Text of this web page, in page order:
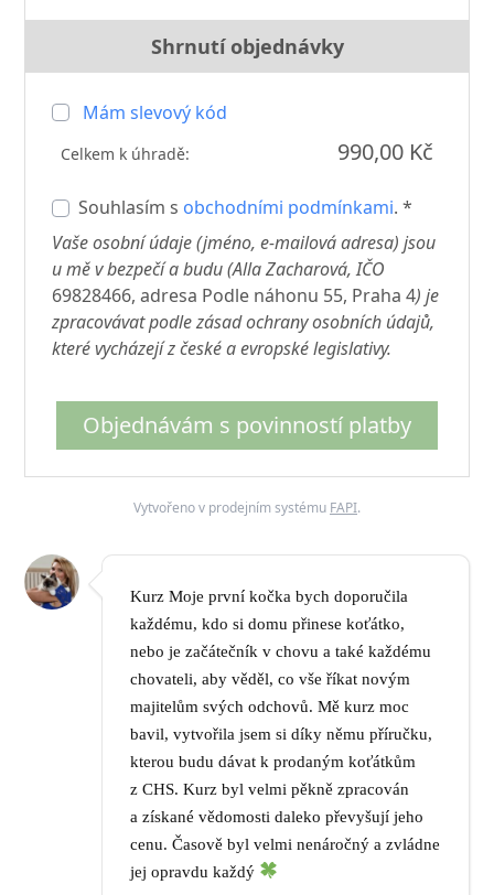
Shrnutí objednávky
Mám slevový kód
Celkem k úhradě: 990,00 Kč
Souhlasím s obchodními podmínkami. *
Vaše osobní údaje (jméno, e-mailová adresa) jsou
u mě v bezpečí a budu (Alla Zacharová, IČO
69828466, adresa Podle náhonu 55, Praha 4) je
zpracovávat podle zásad ochrany osobních údajů,
které vycházejí z české a evropské legislativy.
Objednávám s povinností platby
Vytvořeno v prodejním systému FAPI.
Kurz Moje první kočka bych doporučila
každému, kdo si domu přinese koťátko,
nebo je začátečník v chovu a také každému
chovateli, aby věděl, co vše říkat novým
majitelům svých odchovů. Mě kurz moc
bavil, vytvořila jsem si díky němu příručku,
kterou budu dávat k prodaným koťátkům
z CHS. Kurz byl velmi pěkně zpracován
a získané vědomosti daleko převyšují jeho
cenu. Časově byl velmi nenáročný a zvládne
jej opravdu každý